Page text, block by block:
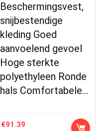
Beschermingsvest,
snijbestendige
kleding Goed
aanvoelend gevoel
Hoge sterkte
polyethyleen Ronde
hals Comfortabele…
€91.39